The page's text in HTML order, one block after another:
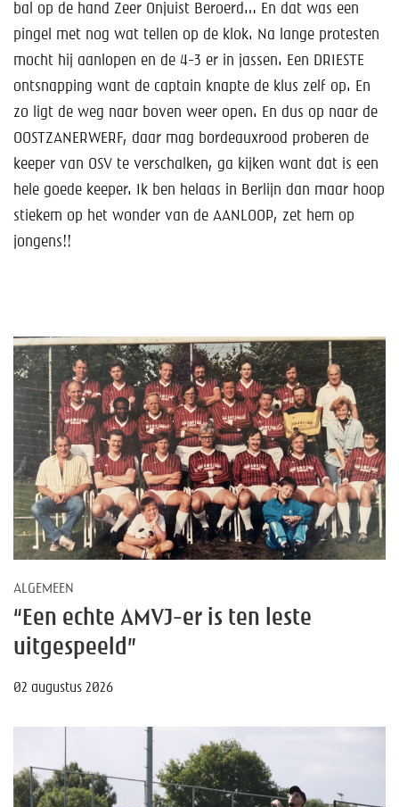
bal op de hand Zeer Onjuist Beroerd… En dat was een
pingel met nog wat tellen op de klok. Na lange protesten
mocht hij aanlopen en de 4-3 er in jassen. Een DRIESTE
ontsnapping want de captain knapte de klus zelf op. En
zo ligt de weg naar boven weer open. En dus op naar de
OOSTZANERWERF, daar mag bordeauxrood proberen de
keeper van OSV te verschalken, ga kijken want dat is een
hele goede keeper. Ik ben helaas in Berlijn dan maar hoop
stiekem op het wonder van de AANLOOP, zet hem op
jongens!!
ALGEMEEN
“Een echte AMVJ-er is ten leste
uitgespeeld”
02 augustus 2026